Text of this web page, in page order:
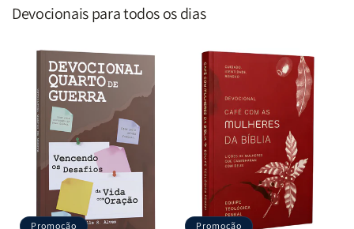
Devocionais para todos os dias
Promoção Promoção